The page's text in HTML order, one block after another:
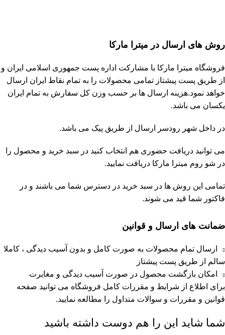
روش های ارسال در میترا مارکا
فروشگاه میترا مارکا با مشارکت اداره پست جمهوری اسلامی ایران و
از طریق پست پیشتاز تمامی محصولات را به تمام نقاط ایران ارسال
خواهد نمود.هزینه ارسال ها بر حسب وزن کل سفارش به تمام ایران
یکسان می باشد.
در داخل شهر رودسر ارسال از طریق پیک می باشد.
می توانید دریافت حضوری هم انتخاب کنید در سبد خرید و محصول را
در شو روم میترا مارکا دریافت نمایید.
تمامی این روش ها در سبد خرید در دسترس شما می باشند و در
فاکتور شما قید می شوند.
ضمانت های ارسال و قوانین
ارسال تمام محصولات به صورت کامل و بدون آسیب دیدگی ، کاملا
سالم از طریق پست پیشتاز
امکان بازگشت محصول در صورت آسیب دیدگی و مغایرت
برای اطلاع از شرایط و مقررات کامل فروشگاه می توانید صفحه
قوانین و مقررات و سوالات متداول را مطالعه نمایید.
شما شاید این را هم دوست داشته باشید